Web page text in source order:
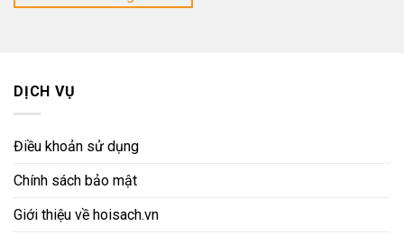
là:
DỊCH VỤ
Điều khoản sử dụng
Chính sách bảo mật
Giới thiệu về hoisach.vn